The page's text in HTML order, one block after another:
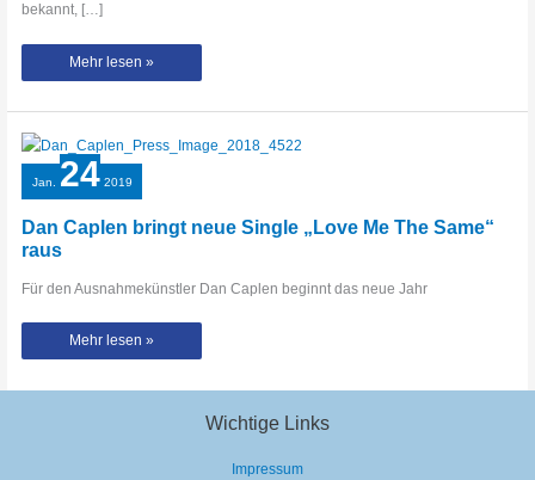
bekannt, […]
Mahalo
feat.
Caplen
–
„Are
U
Mehr lesen »
Jan. 24 2019
Dan Caplen bringt neue Single „Love Me The Same“
raus
Für den Ausnahmekünstler Dan Caplen beginnt das neue Jahr
Dan
Single
Mehr lesen »
Wichtige Links
Impressum